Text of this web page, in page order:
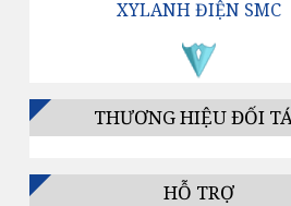
XYLANH ĐIỆN SMC
VAN ĐỊNH HƯỚNG SMC
BỘ ĐIỀU CHỈNH ÁP SUẤT
BỘ TĂNG ÁP / BỘ KÍCH ÁP
THƯƠNG HIỆU ĐỐI
HỖ TRỢ